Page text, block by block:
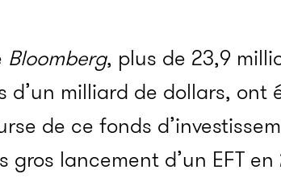
Bloomberg, plus de 23,9
d’un milliard de dollars, ont
de ce fonds
gros lancement d’un EFT en